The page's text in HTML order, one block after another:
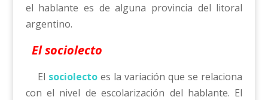
el hablante es de alguna provincia del litoral
argentino.
El sociolecto
El sociolectoes la variación que se relaciona
con el nivel de escolarización del hablante. El